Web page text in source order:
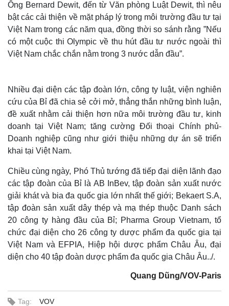
Ông Bernard Dewit, đến từ Văn phòng Luật Dewit, thì nêu
bật các cải thiện về mặt pháp lý trong môi trường đầu tư tại
Việt Nam trong các năm qua, đồng thời so sánh rằng ”Nếu
có một cuộc thi Olympic về thu hút đầu tư nước ngoài thì
Việt Nam chắc chắn nằm trong 3 nước dẫn đầu”.
Nhiều đại diện các tập đoàn lớn, công ty luật, viện nghiên
cứu của Bỉ đã chia sẻ cởi mở, thẳng thắn những bình luận,
đề xuất nhằm cải thiện hơn nữa môi trường đầu tư, kinh
doanh tại Việt Nam; tăng cường Đối thoại Chính phủ-
Doanh nghiệp cũng như giới thiệu những dự án sẽ triển
khai tại Việt Nam.
Chiều cùng ngày, Phó Thủ tướng đã tiếp đại diện lãnh đạo
các tập đoàn của Bỉ là AB InBev, tập đoàn sản xuất nước
giải khát và bia đa quốc gia lớn nhất thế giới; Bekaert S.A,
tập đoàn sản xuất dây thép và mạ thép thuộc Danh sách
20 công ty hàng đầu của Bỉ; Pharma Group Vietnam, tổ
chức đại diện cho 26 công ty dược phẩm đa quốc gia tại
Việt Nam và EFPIA, Hiệp hội dược phẩm Châu Âu, đại
diện cho 40 tập đoàn dược phẩm đa quốc gia Châu Âu../.
Quang Dũng/VOV-Paris
Tag: VOV